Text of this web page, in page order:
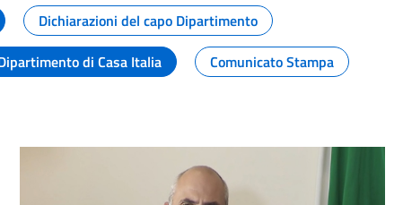
Dichiarazioni del capo Dipartimento
di Casa Italia
Comunicato Stampa